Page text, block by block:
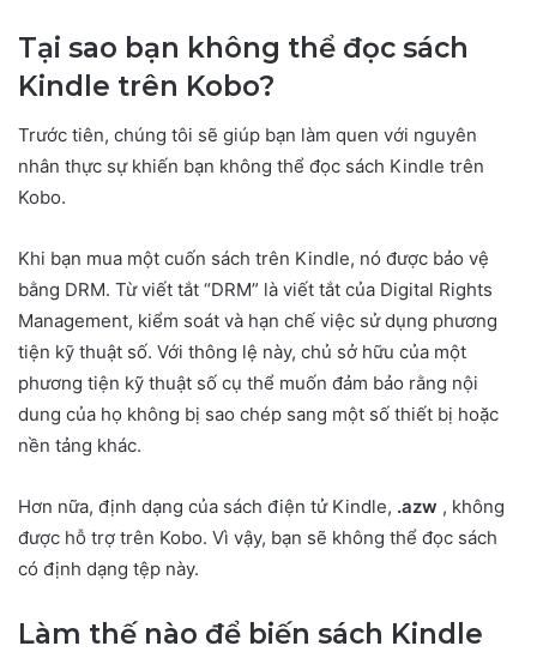
Tại sao bạn không thể đọc sách
Kindle trên Kobo?
Trước tiên, chúng tôi sẽ giúp bạn làm quen với nguyên
nhân thực sự khiến bạn không thể đọc sách Kindle trên
Kobo.
Khi bạn mua một cuốn sách trên Kindle, nó được bảo vệ
bằng DRM. Từ viết tắt “DRM” là viết tắt của Digital Rights
Management, kiểm soát và hạn chế việc sử dụng phương
tiện kỹ thuật số. Với thông lệ này, chủ sở hữu của một
phương tiện kỹ thuật số cụ thể muốn đảm bảo rằng nội
dung của họ không bị sao chép sang một số thiết bị hoặc
nền tảng khác.
Hơn nữa, định dạng của sách điện tử Kindle, .azw , không
được hỗ trợ trên Kobo. Vì vậy, bạn sẽ không thể đọc sách
có định dạng tệp này.
Làm thế nào để biến sách Kindle